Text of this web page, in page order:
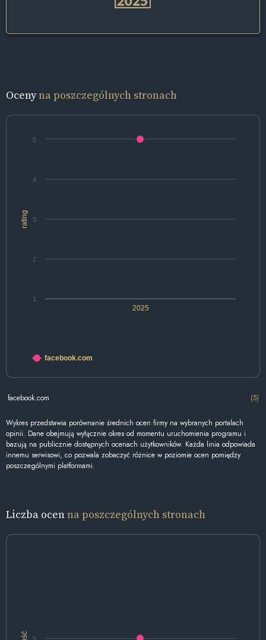
Ocenyna poszczególnych stronach
rating
2025
1
2
3
4
5
facebook.com
facebook.com (5)
Wykres przedstawia porównanie średnich ocen firmy na wybranych portalach
opinii. Dane obejmują wyłącznie okres od momentu uruchomienia programu i
bazują na publicznie dostępnych ocenach użytkowników. Każda linia odpowiada
innemu serwisowi, co pozwala zobaczyć różnice w poziomie ocen pomiędzy
poszczególnymi platformami.
Liczba ocenna poszczególnych stronach